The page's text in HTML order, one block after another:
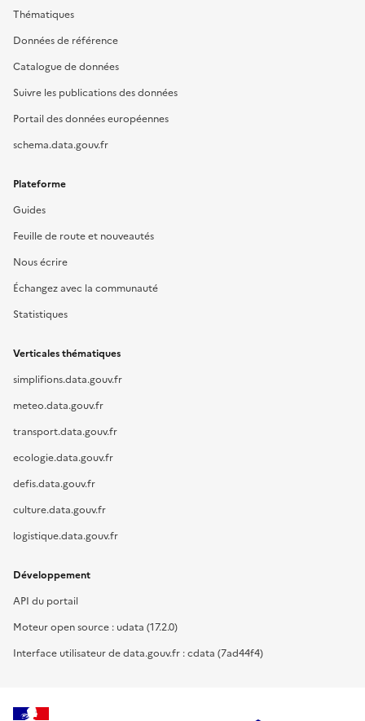
Thématiques
Données de référence
Catalogue de données
Suivre les publications des données
Portail des données européennes
schema.data.gouv.fr
Plateforme
Guides
Feuille de route et nouveautés
Nous écrire
Échangez avec la communauté
Statistiques
Verticales thématiques
simplifions.data.gouv.fr
meteo.data.gouv.fr
transport.data.gouv.fr
ecologie.data.gouv.fr
defis.data.gouv.fr
culture.data.gouv.fr
logistique.data.gouv.fr
Développement
API du portail
Moteur open source : udata (17.2.0)
Interface utilisateur de data.gouv.fr : cdata (7ad44f4)